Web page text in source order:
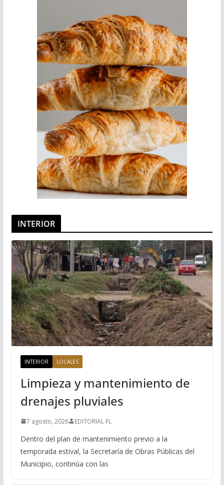
INTERIOR
INTERIOR LOCALES
Limpieza y mantenimiento de
drenajes pluviales
7 agosto, 2026 EDITORIAL FL
Dentro del plan de mantenimiento previo a la
temporada estival, la Secretaría de Obras Públicas del
Municipio, continúa con las